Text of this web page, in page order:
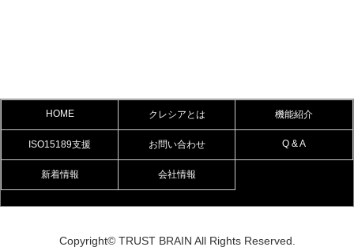
HOME クレシアとは 機能紹介
ISO15189支援 お問い合わせ Q & A
新着情報 会社情報
Copyright© TRUST BRAIN All Rights Reserved.